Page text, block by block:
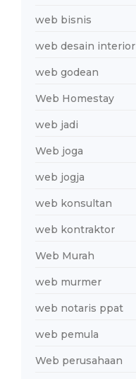
web bisnis
web desain interior
web godean
Web Homestay
web jadi
Web joga
web jogja
web konsultan
web kontraktor
Web Murah
web murmer
web notaris ppat
web pemula
Web perusahaan